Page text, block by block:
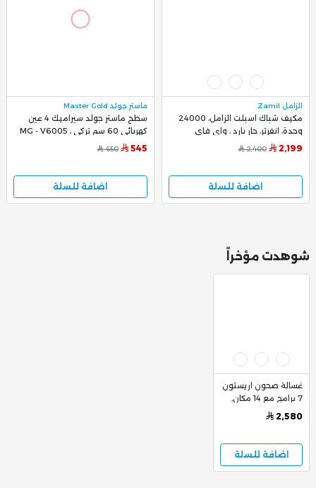
الزامل Zamil
مكيف شباك اسبلت الزامل، 24000
وحدة، انفرتر، حار بارد ، واى فاي
وريموت كنترول روتاري، أبيض -
RHT24CSXDMNNW
2,199
2,400
اضافة للسلة
ماستر جولد Master Gold
سطح ماستر جولد سيراميك 4 عين
كهربائي 60 سم تركي ، MG - V6005
545
650
اضافة للسلة
شوهدت مؤخراً
غسالة صحون اريستون
7 برامج مع 14 مكان,
أبيض
2,580
اضافة للسلة